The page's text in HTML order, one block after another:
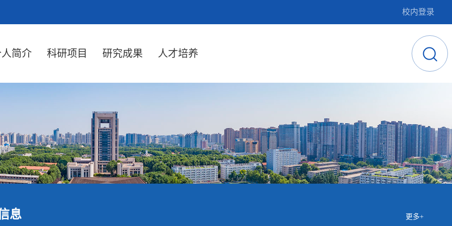
校内登录
简介 科研项目 研究成果 人才培养
息 更多+